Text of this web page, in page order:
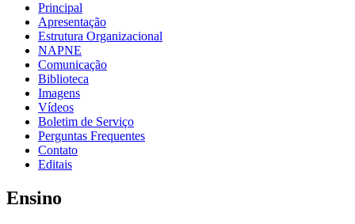
Principal
Apresentação
Estrutura Organizacional
NAPNE
Comunicação
Biblioteca
Imagens
Vídeos
Boletim de Serviço
Perguntas Frequentes
Contato
Editais
Ensino